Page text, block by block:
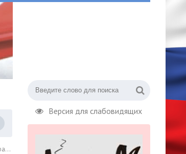
Версия для слабовидящих